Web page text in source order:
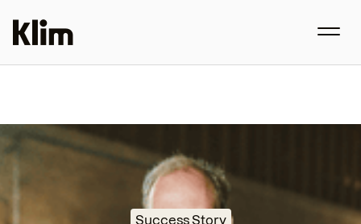
Success Story